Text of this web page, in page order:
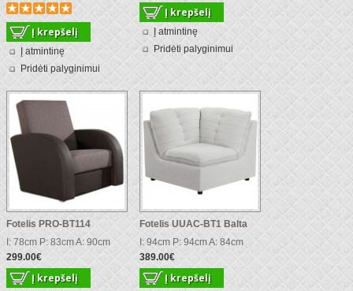
Į atmintinę
Pridėti palyginimui
Į atmintinę
Pridėti palyginimui
Fotelis PRO-BT114
I: 78cm P: 83cm A: 90cm
299.00€
Fotelis UUAC-BT1 Balta
I: 94cm P: 94cm A: 84cm
389.00€